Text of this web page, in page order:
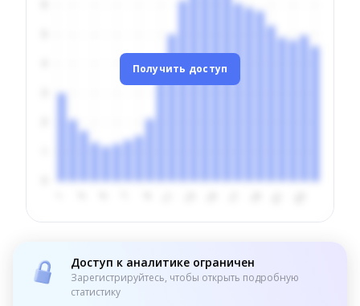
Получить доступ
Доступ к аналитике ограничен
Зарегистрируйтесь, чтобы открыть подробную
статистику